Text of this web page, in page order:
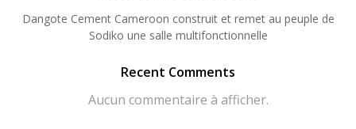
Dangote Cement Cameroon construit et remet au peuple de
Sodiko une salle multifonctionnelle
Recent Comments
Aucun commentaire à afficher.